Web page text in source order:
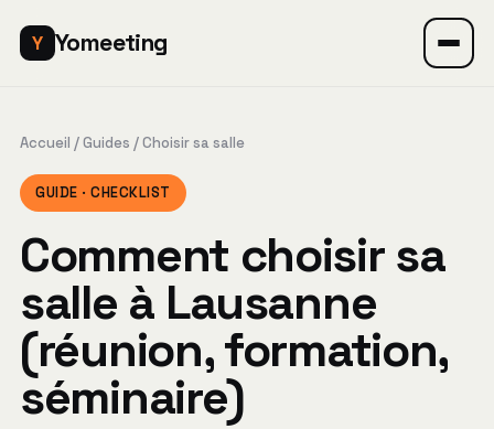
Y Yomeeting
Accueil / Guides / Choisir sa salle
GUIDE · CHECKLIST
Comment choisir sa
salle à Lausanne
(réunion, formation,
séminaire)